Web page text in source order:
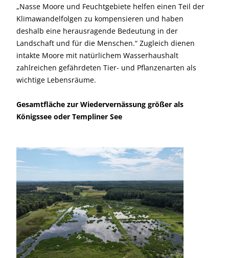
„Nasse Moore und Feuchtgebiete helfen einen Teil der
Klimawandelfolgen zu kompensieren und haben
deshalb eine herausragende Bedeutung in der
Landschaft und für die Menschen.“ Zugleich dienen
intakte Moore mit natürlichem Wasserhaushalt
zahlreichen gefährdeten Tier- und Pflanzenarten als
wichtige Lebensräume.
Gesamtfläche zur Wiedervernässung größer als
Königssee oder Templiner See